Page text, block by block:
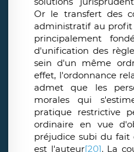
Or le transfert des
administratif au
principalement
d'unification des
sein d'un même
effet, l'ordonnance
admet que les
morales qui
pratique restrictive
ordinaire en vue
préjudice subi du fait
est l'auteur[20]. La